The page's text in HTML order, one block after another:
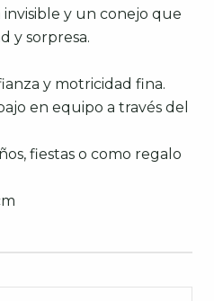
y un conejo que
y sorpresa.
y motricidad fina.
en equipo a través del
fiestas o como regalo